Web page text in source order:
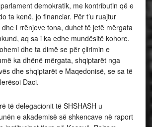
demokratik, me kontributin që e
ta kenë, jo financiar. Për t’u ruajtur
i rrënjeve tona, duhet të jetë mërgata
aq sa i ka edhe mundësitë kohore.
dhe ta dimë se për çlirimin e
ka dhënë mërgata, shqiptarët nga
dhe shqiptarët e Maqedonisë, se sa të
Daci.
të delegacionit të SHSHASH u
e akademisë së shkencave në raport